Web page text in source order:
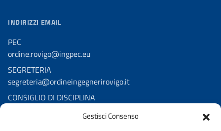
Gestisci Consenso
INDIRIZZI EMAIL
PEC
ordine.rovigo@ingpec.eu
SEGRETERIA
segreteria@ordineingegnerirovigo.it
CONSIGLIO DI DISCIPLINA
consigliodisciplina.ro@pec.it